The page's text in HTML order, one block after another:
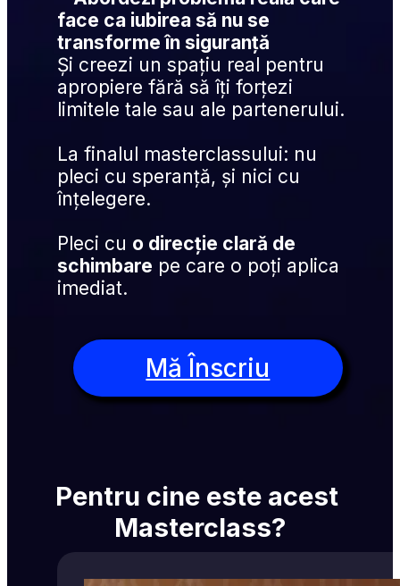
face ca iubirea să nu se
transforme în siguranță
Și creezi un spațiu real pentru
apropiere fără să îți forțezi
limitele tale sau ale partenerului.
La finalul masterclassului: nu
pleci cu speranță, și nici cu
înțelegere.
Pleci cu o direcție clară de
schimbare pe care o poți aplica
imediat.
Mă Înscriu
Pentru cine este acest
Masterclass?